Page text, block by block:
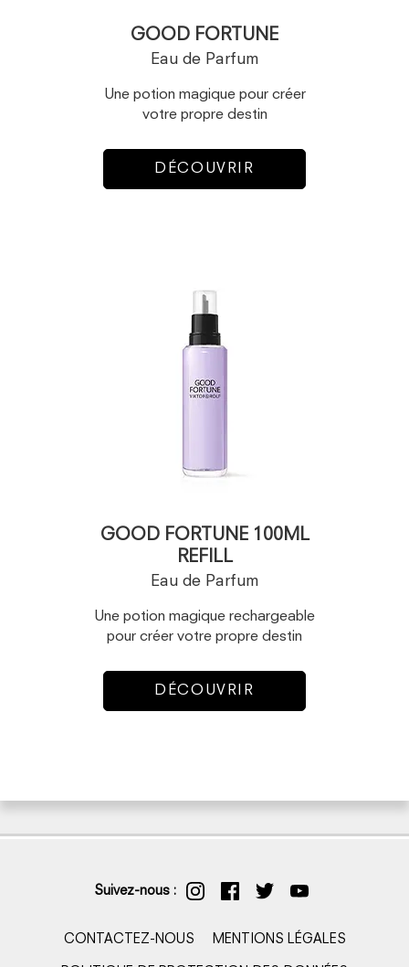
GOOD FORTUNE
Eau de Parfum
Une potion magique pour créer
votre propre destin
DÉCOUVRIR
GOOD FORTUNE 100ML
REFILL
Eau de Parfum
Une potion magique rechargeable
pour créer votre propre destin
DÉCOUVRIR
Suivez-nous :
CONTACTEZ-NOUS MENTIONS LÉGALES